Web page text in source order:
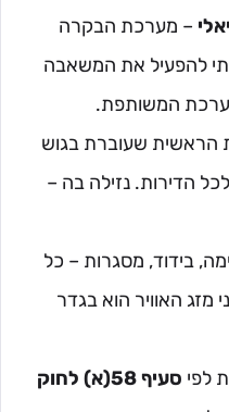
– מערכת הבקרה
להפעיל את המשאבה
המשותפת.
הראשית שעוברת בגוש
הדירות. נזילה בה –
בידוד, מסגרות – כל
האוויר הוא בגדר
לפי
סעיף 58(א) לחוק